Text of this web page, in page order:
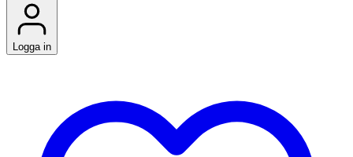
Logga in